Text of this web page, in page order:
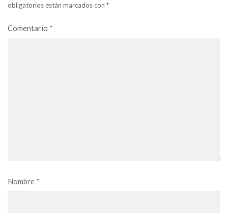
obligatorios están marcados con *
Comentario *
Nombre *